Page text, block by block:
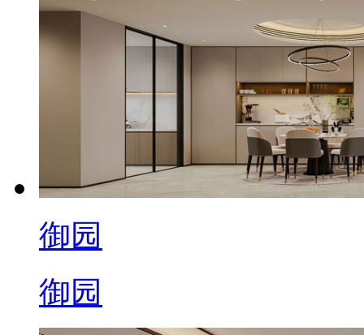
御园
御园